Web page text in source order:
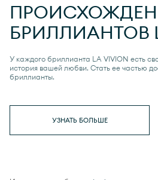
БРИЛЛИАНТОВ
У каждого бриллианта LA VIVION есть
история вашей любви. Стать ее частью
бриллианты.
УЗНАТЬ БОЛЬШЕ